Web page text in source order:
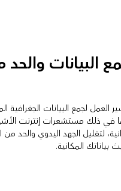
البيانات والحد
العمل لجمع البيانات الجغرافية
لتقليل الجهد اليدوي والحد من
بياناتك المكانية.